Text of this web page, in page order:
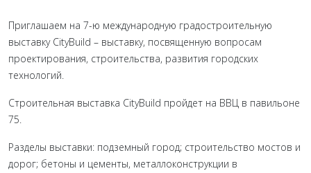
Приглашаем на 7-ю международную градостроительную
выставку CityBuild – выставку, посвященную вопросам
проектирования, строительства, развития городских
технологий.
Строительная выставка CityBuild пройдет на ВВЦ в павильоне
75.
Разделы выставки: подземный город; строительство мостов и
дорог; бетоны и цементы, металлоконструкции в